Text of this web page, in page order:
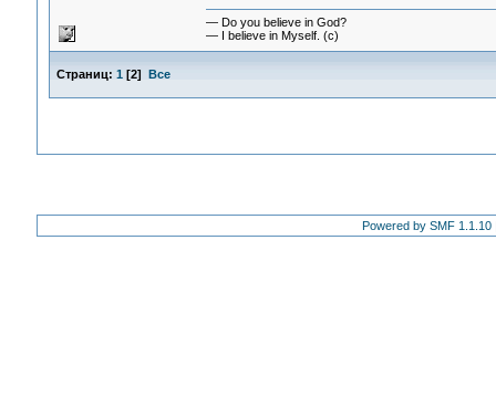
— Do you believe in God?
— I believe in Myself. (c)
Страниц: 1 [2] Все
Powered by SMF 1.1.10